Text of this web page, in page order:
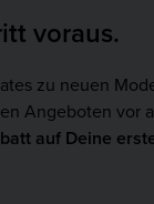
voraus.
zu neuen
Angeboten vor
auf Deine